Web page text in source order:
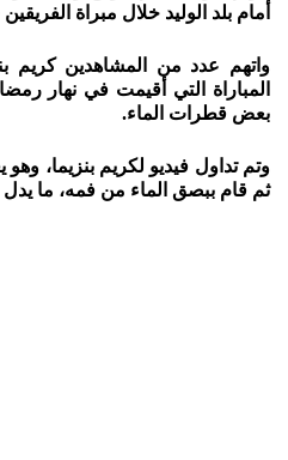
أمام بلد الوليد خلال مبراة
واتهم عدد من المشاهدين كريم
المباراة التي أقيمت في نهار
بعض قطرات الماء.
وتم تداول فيديو لكريم بنزيما،
ثم قام ببصق الماء من فمه، ما